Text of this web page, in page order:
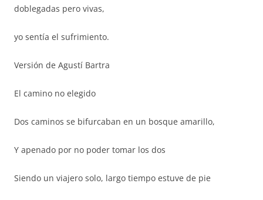
doblegadas pero vivas,
yo sentía el sufrimiento.
Versión de Agustí Bartra
El camino no elegido
Dos caminos se bifurcaban en un bosque amarillo,
Y apenado por no poder tomar los dos
Siendo un viajero solo, largo tiempo estuve de pie